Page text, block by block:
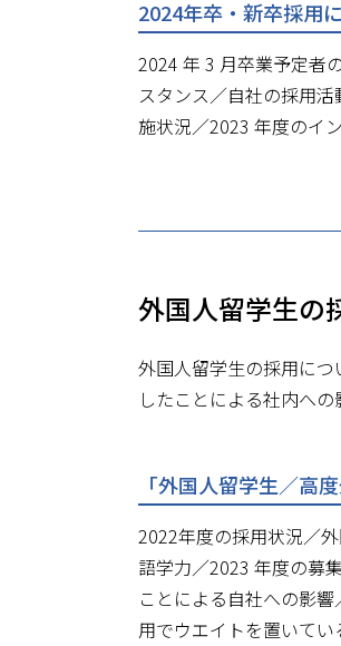
2024年卒・新卒採用
2024 年 3 月卒業予定者
スタンス／自社の採用
施状況／2023 年度のイ
外国人留学生の
外国人留学生の採用に
したことによる社内へ
「外国人留学生／高
2022年度の採用状況／
語学力／2023 年度の募
ことによる自社への影
用でウエイトを置いて